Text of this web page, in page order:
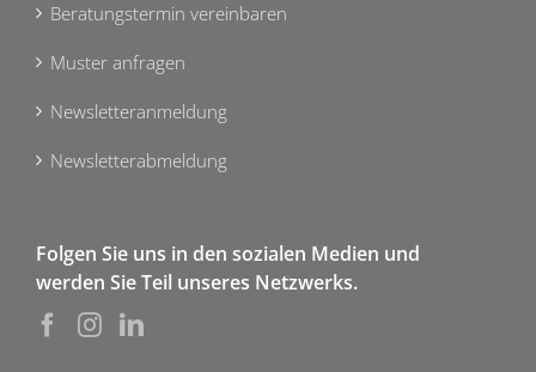
Beratungstermin vereinbaren
Muster anfragen
Newsletteranmeldung
Newsletterabmeldung
Folgen Sie uns in den sozialen Medien und
werden Sie Teil unseres Netzwerks.